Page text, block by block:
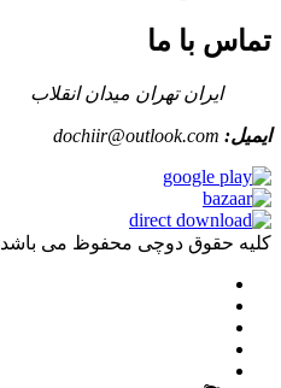
تماس با ما
ایران تهران میدان انقلاب
ایمیل: dochiir@outlook.com
کلیه حقوق دوچی محفوظ می باشد.